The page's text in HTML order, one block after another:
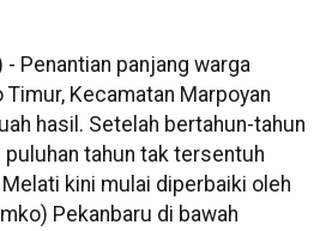
- Penantian panjang warga
Timur, Kecamatan Marpoyan
hasil. Setelah bertahun-tahun
tahun tak tersentuh
kini mulai diperbaiki oleh
Pekanbaru di bawah